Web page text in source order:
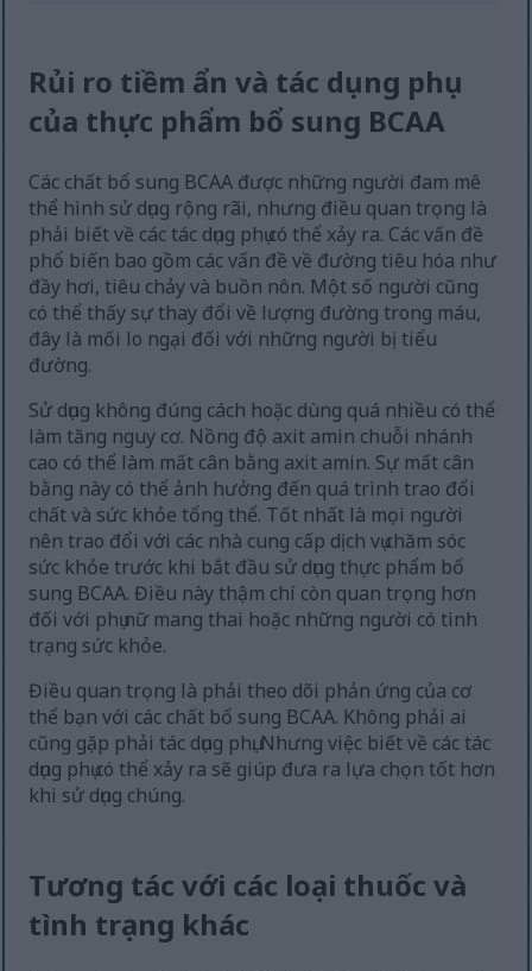
Rủi ro tiềm ẩn và tác dụng phụ
của thực phẩm bổ sung BCAA
Các chất bổ sung BCAA được những người đam mê
thể hình sử dụng rộng rãi, nhưng điều quan trọng là
phải biết về các tác dụng phụ có thể xảy ra. Các vấn đề
phổ biến bao gồm các vấn đề về đường tiêu hóa như
đầy hơi, tiêu chảy và buồn nôn. Một số người cũng
có thể thấy sự thay đổi về lượng đường trong máu,
đây là mối lo ngại đối với những người bị tiểu
đường.
Sử dụng không đúng cách hoặc dùng quá nhiều có thể
làm tăng nguy cơ. Nồng độ axit amin chuỗi nhánh
cao có thể làm mất cân bằng axit amin. Sự mất cân
bằng này có thể ảnh hưởng đến quá trình trao đổi
chất và sức khỏe tổng thể. Tốt nhất là mọi người
nên trao đổi với các nhà cung cấp dịch vụ chăm sóc
sức khỏe trước khi bắt đầu sử dụng thực phẩm bổ
sung BCAA. Điều này thậm chí còn quan trọng hơn
đối với phụ nữ mang thai hoặc những người có tình
trạng sức khỏe.
Điều quan trọng là phải theo dõi phản ứng của cơ
thể bạn với các chất bổ sung BCAA. Không phải ai
cũng gặp phải tác dụng phụ. Nhưng việc biết về các tác
dụng phụ có thể xảy ra sẽ giúp đưa ra lựa chọn tốt hơn
khi sử dụng chúng.
Tương tác với các loại thuốc và
tình trạng khác